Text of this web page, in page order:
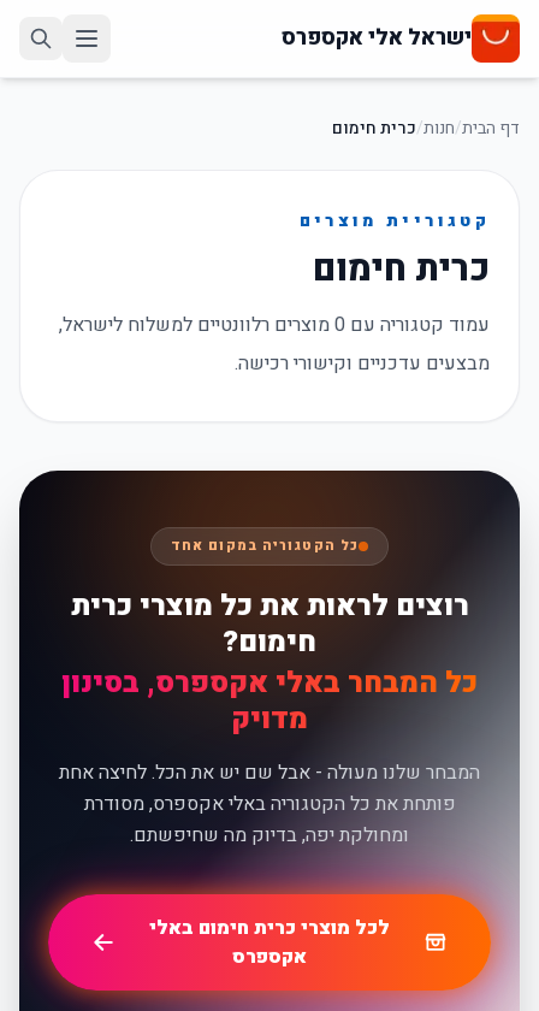
ישראל אלי אקספרס
דף הבית/חנות/כרית חימום
קטגוריית מוצרים
כרית חימום
עמוד קטגוריה עם 0 מוצרים רלוונטיים למשלוח לישראל,
מבצעים עדכניים וקישורי רכישה.
כל הקטגוריה במקום אחד
רוצים לראות את כל מוצרי כרית
חימום?
כל המבחר באלי אקספרס, בסינון
מדויק
המבחר שלנו מעולה - אבל שם יש את הכל. לחיצה אחת
פותחת את כל הקטגוריה באלי אקספרס, מסודרת
ומחולקת יפה, בדיוק מה שחיפשתם.
לכל מוצרי כרית חימום באלי
אקספרס